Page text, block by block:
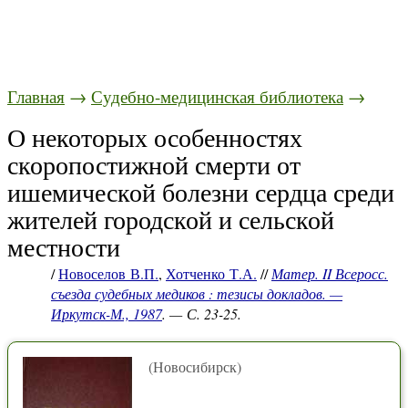
Главная → Судебно-медицинская библиотека →
О некоторых особенностях
скоропостижной смерти от
ишемической болезни сердца среди
жителей городской и сельской
местности
/Новоселов В.П., Хотченко Т.А. //Матер. II Всеросс.
съезда судебных медиков : тезисы докладов. —
Иркутск-М., 1987. — С. 23-25.
(Новосибирск)